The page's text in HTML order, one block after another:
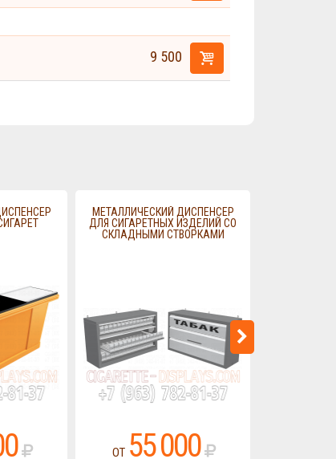
9 500
МЕТАЛЛИЧЕСКИЙ ДИСПЕНСЕР
ДЛЯ СИГАРЕТНЫХ ИЗДЕЛИЙ СО
СКЛАДНЫМИ СТВОРКАМИ
ОТ 55 000